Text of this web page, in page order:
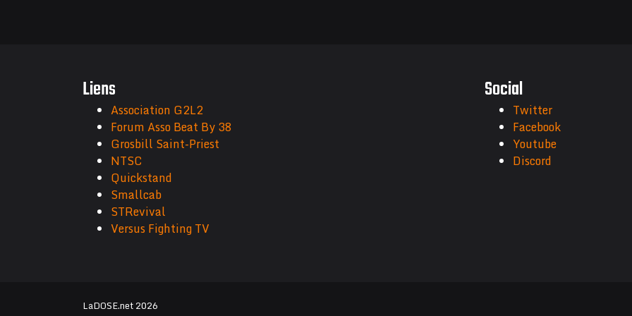
Liens
Association G2L2
Forum Asso Beat By 38
Grosbill Saint-Priest
NTSC
Quickstand
Smallcab
STRevival
Versus Fighting TV
Social
Twitter
Facebook
Youtube
Discord
LaDOSE.net 2026